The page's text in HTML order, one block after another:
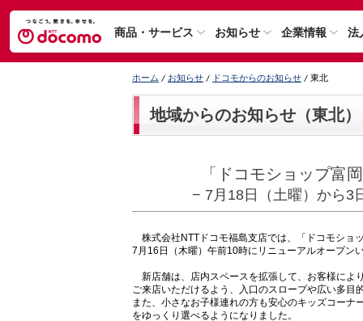
商品・サービス お知らせ 企業情報 法
ホーム お知らせ ドコモからのお知らせ 東北
地域からのお知らせ（東北）
「ドコモショップ富
− 7月18日（土曜）から3
株式会社NTTドコモ福島支店では、「ドコモショ
7月16日（木曜）午前10時にリニューアルオープン
新店舗は、店内スペースを拡張して、お客様によ
ご来店いただけるよう、入口のスロープや広い多
また、小さなお子様連れの方も安心のキッズコー
をゆっくり選べるようになりました。